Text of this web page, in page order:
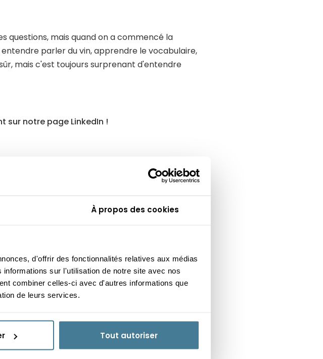
À propos des cookies
d'offrir des fonctionnalités relatives aux médias
sur l'utilisation de notre site avec nos
combiner celles-ci avec d'autres informations que
de leurs services.
Tout autoriser
questions, mais quand on a commencé la
parler du vin, apprendre le vocabulaire,
mais c'est toujours surprenant d'entendre
sur notre page LinkedIn !